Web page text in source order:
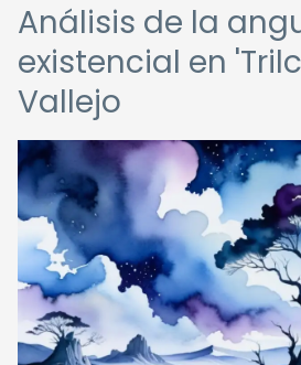
Análisis de la
existencial en
Vallejo